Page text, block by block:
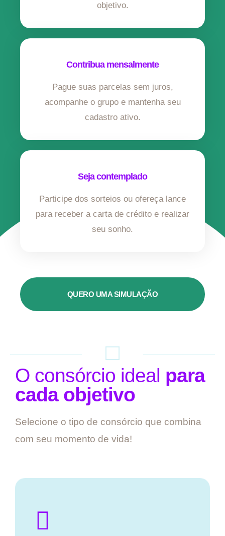
objetivo.
Contribua mensalmente
Pague suas parcelas sem juros,
acompanhe o grupo e mantenha seu
cadastro ativo.
Seja contemplado
Participe dos sorteios ou ofereça lance
para receber a carta de crédito e realizar
seu sonho.
QUERO UMA SIMULAÇÃO
O consórcio ideal para
cada objetivo
Selecione o tipo de consórcio que combina
com seu momento de vida!